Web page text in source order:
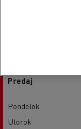
Predaj
Pondelok
Utorok